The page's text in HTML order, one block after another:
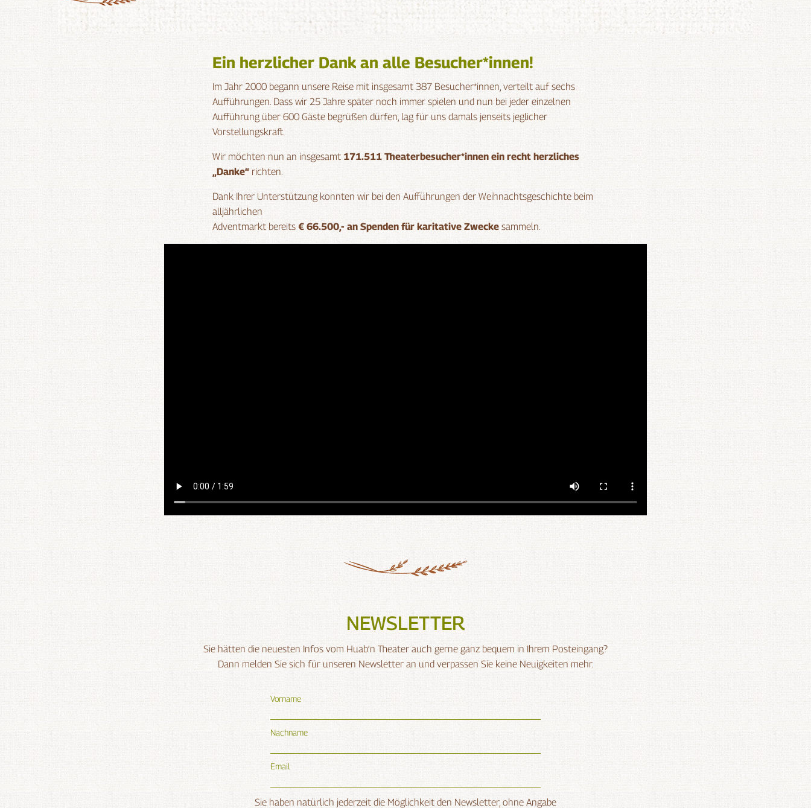
Ein herzlicher Dank an alle Besucher*innen!
Im Jahr 2000 begann unsere Reise mit insgesamt 387 Besucher*innen, verteilt auf sechs
Aufführungen. Dass wir 25 Jahre später noch immer spielen und nun bei jeder einzelnen
Aufführung über 600 Gäste begrüßen dürfen, lag für uns damals jenseits jeglicher
Vorstellungskraft.
Wir möchten nun an insgesamt 171.511 Theaterbesucher*innen ein recht herzliches
„Danke“ richten.
Dank Ihrer Unterstützung konnten wir bei den Aufführungen der Weihnachtsgeschichte beim
alljährlichen
Adventmarkt bereits € 66.500,- an Spenden für karitative Zwecke sammeln.
NEWSLETTER
Sie hätten die neuesten Infos vom Huab‘n Theater auch gerne ganz bequem in Ihrem Posteingang?
Dann melden Sie sich für unseren Newsletter an und verpassen Sie keine Neuigkeiten mehr.
Vorname
Nachname
Email
Sie haben natürlich jederzeit die Möglichkeit den Newsletter, ohne Angabe